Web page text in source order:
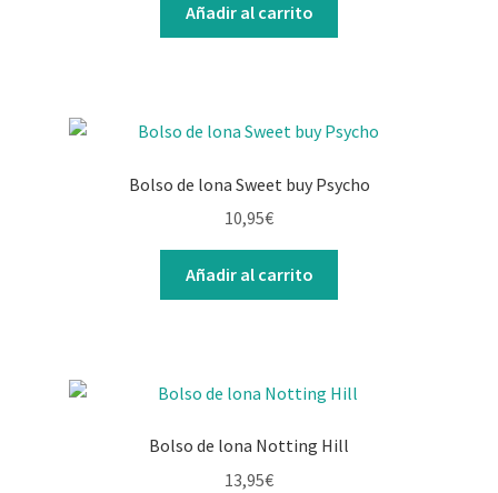
Añadir al carrito
Bolso de lona Sweet buy Psycho
10,95€
Añadir al carrito
Bolso de lona Notting Hill
13,95€